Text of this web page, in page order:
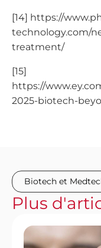
[14] https://
technology.com/
treatment/
[15]
https://
2025-biotech-
Biotech et
Plus